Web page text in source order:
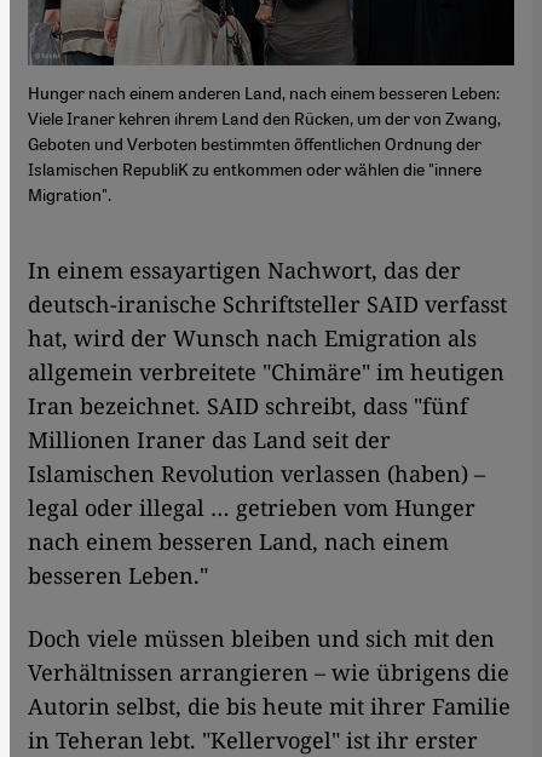
Hunger nach einem anderen Land, nach einem besseren Leben:
Viele Iraner kehren ihrem Land den Rücken, um der von Zwang,
Geboten und Verboten bestimmten öffentlichen Ordnung der
Islamischen RepubliK zu entkommen oder wählen die "innere
Migration".
​​In einem essayartigen Nachwort, das der
deutsch-iranische Schriftsteller SAID verfasst
hat, wird der Wunsch nach Emigration als
allgemein verbreitete "Chimäre" im heutigen
Iran bezeichnet. SAID schreibt, dass "fünf
Millionen Iraner das Land seit der
Islamischen Revolution verlassen (haben) –
legal oder illegal … getrieben vom Hunger
nach einem besseren Land, nach einem
besseren Leben."
Doch viele müssen bleiben und sich mit den
Verhältnissen arrangieren – wie übrigens die
Autorin selbst, die bis heute mit ihrer Familie
in Teheran lebt. "Kellervogel" ist ihr erster